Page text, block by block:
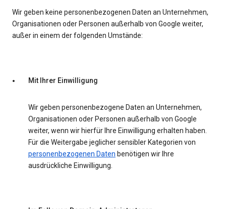
Wir geben keine personenbezogenen Daten an Unternehmen,
Organisationen oder Personen außerhalb von Google weiter,
außer in einem der folgenden Umstände:
Mit Ihrer Einwilligung
Wir geben personenbezogene Daten an Unternehmen,
Organisationen oder Personen außerhalb von Google
weiter, wenn wir hierfür Ihre Einwilligung erhalten haben.
Für die Weitergabe jeglicher sensibler Kategorien von
personenbezogenen Daten benötigen wir Ihre
ausdrückliche Einwilligung.